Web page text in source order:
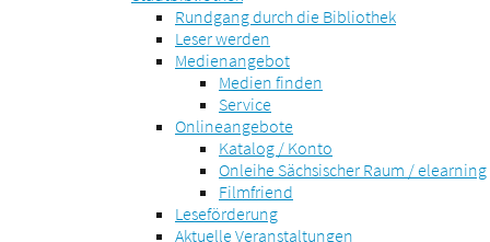
Rundgang durch die Bibliothek
Leser werden
Medienangebot
Medien finden
Service
Onlineangebote
Katalog / Konto
Onleihe Sächsischer Raum / elearning
Filmfriend
Leseförderung
Aktuelle Veranstaltungen